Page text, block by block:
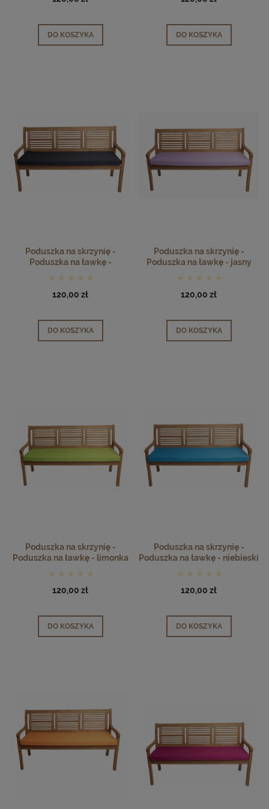
DO KOSZYKA DO KOSZYKA
Poduszka na skrzynię -
Poduszka na ławkę -
120,00 zł
DO KOSZYKA
Poduszka na skrzynię -
Poduszka na ławkę - jasny
120,00 zł
DO KOSZYKA
Poduszka na skrzynię -
Poduszka na ławkę - limonka
120,00 zł
DO KOSZYKA
Poduszka na skrzynię -
Poduszka na ławkę - niebieski
120,00 zł
DO KOSZYKA